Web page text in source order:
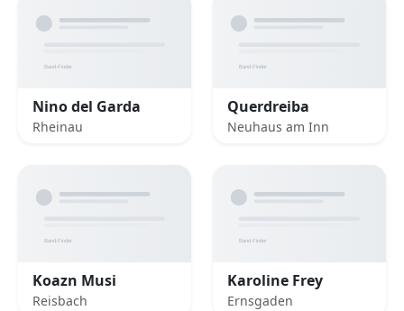
Nino del Garda
Rheinau
Querdreiba
Neuhaus am Inn
Koazn Musi
Reisbach
Karoline Frey
Ernsgaden